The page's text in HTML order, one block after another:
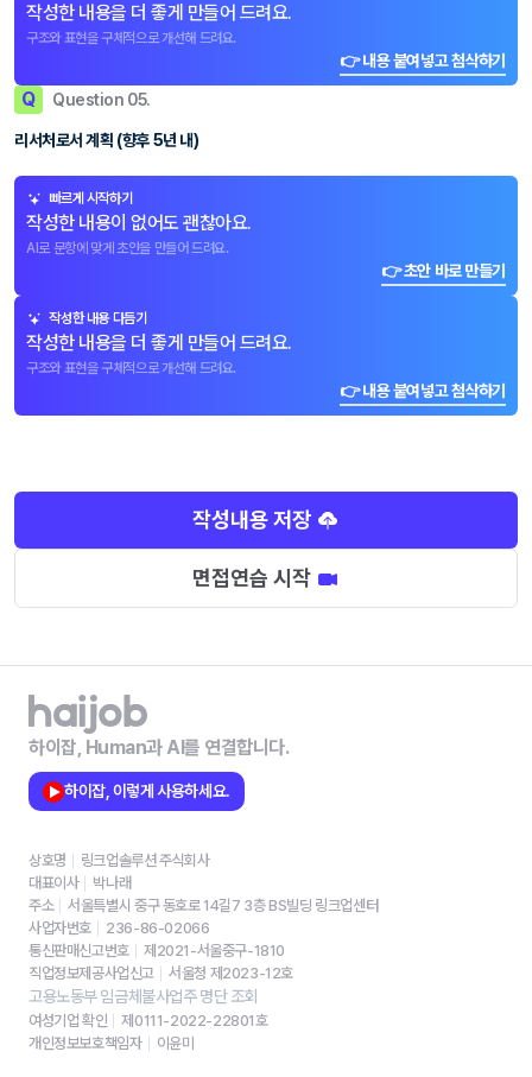
작성한 내용을 더 좋게 만들어 드려요.
구조와 표현을 구체적으로 개선해 드려요.
👉 내용 붙여넣고 첨삭하기
Q Question 05.
리서처로서 계획 (향후 5년 내)
빠르게 시작하기
작성한 내용이 없어도 괜찮아요.
AI로 문항에 맞게 초안을 만들어 드려요.
👉 초안 바로 만들기
작성한 내용 다듬기
작성한 내용을 더 좋게 만들어 드려요.
구조와 표현을 구체적으로 개선해 드려요.
👉 내용 붙여넣고 첨삭하기
작성내용 저장
면접연습 시작
하이잡, Human과 AI를 연결합니다.
하이잡, 이렇게 사용하세요.
상호명
링크업솔루션 주식회사
대표이사
박나래
주소
서울특별시 중구 동호로 14길7 3층 BS빌딩 링크업센터
사업자번호
236-86-02066
통신판매신고번호
제2021-서울중구-1810
직업정보제공사업신고
서울청 제2023-12호
고용노동부 임금체불사업주 명단 조회
여성기업 확인
제0111-2022-22801호
개인정보보호책임자
이윤미